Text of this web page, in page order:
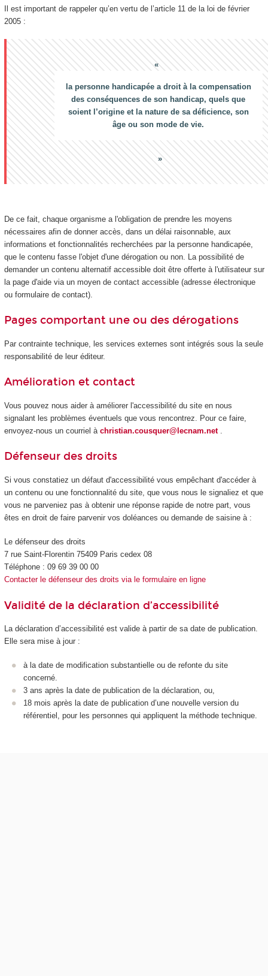
Il est important de rappeler qu’en vertu de l’article 11 de la loi de février
2005 :
la personne handicapée a droit à la compensation
des conséquences de son handicap, quels que
soient l’origine et la nature de sa déficience, son
âge ou son mode de vie.
De ce fait, chaque organisme a l'obligation de prendre les moyens
nécessaires afin de donner accès, dans un délai raisonnable, aux
informations et fonctionnalités recherchées par la personne handicapée,
que le contenu fasse l'objet d'une dérogation ou non. La possibilité de
demander un contenu alternatif accessible doit être offerte à l'utilisateur sur
la page d'aide via un moyen de contact accessible (adresse électronique
ou formulaire de contact).
Pages comportant une ou des dérogations
Par contrainte technique, les services externes sont intégrés sous la seule
responsabilité de leur éditeur.
Amélioration et contact
Vous pouvez nous aider à améliorer l'accessibilité du site en nous
signalant les problèmes éventuels que vous rencontrez. Pour ce faire,
envoyez-nous un courriel à christian.cousquer@lecnam.net
Défenseur des droits
Si vous constatiez un défaut d'accessibilité vous empêchant d'accéder à
un contenu ou une fonctionnalité du site, que vous nous le signaliez et que
vous ne parveniez pas à obtenir une réponse rapide de notre part, vous
êtes en droit de faire parvenir vos doléances ou demande de saisine à :
Le défenseur des droits
7 rue Saint-Florentin 75409 Paris cedex 08
Téléphone : 09 69 39 00 00
Contacter le défenseur des droits via le formulaire en ligne
Validité de la déclaration d’accessibilité
La déclaration d’accessibilité est valide à partir de sa date de publication.
Elle sera mise à jour :
à la date de modification substantielle ou de refonte du site
concerné.
3 ans après la date de publication de la déclaration, ou,
18 mois après la date de publication d’une nouvelle version du
référentiel, pour les personnes qui appliquent la méthode technique.